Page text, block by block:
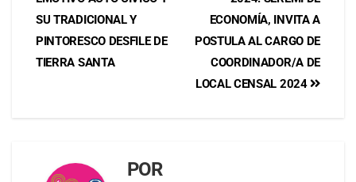
ECONOMÍA, INVITA A
POSTULA AL CARGO DE
COORDINADOR/A DE
LOCAL CENSAL 2024
SU TRADICIONAL Y
PINTORESCO DESFILE DE
TIERRA SANTA
POR